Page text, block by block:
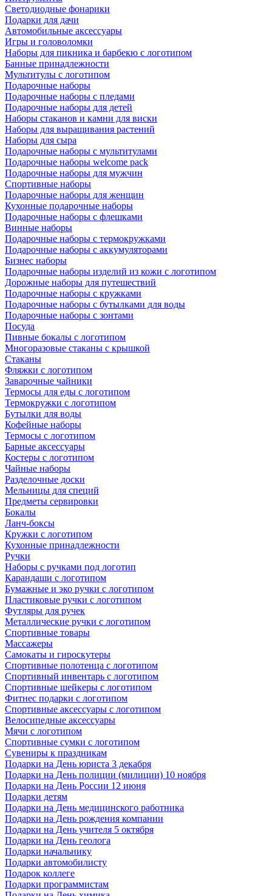
Светодиодные фонарики
Подарки для дачи
Автомобильные аксессуары
Игры и головоломки
Наборы для пикника и барбекю с логотипом
Банные принадлежности
Мультитулы с логотипом
Подарочные наборы
Подарочные наборы с пледами
Подарочные наборы для детей
Наборы стаканов и камни для виски
Наборы для выращивания растений
Наборы для сыра
Подарочные наборы с мультитулами
Подарочные наборы welcome pack
Подарочные наборы для мужчин
Спортивные наборы
Подарочные наборы для женщин
Кухонные подарочные наборы
Подарочные наборы с флешками
Винные наборы
Подарочные наборы с термокружками
Подарочные наборы с аккумуляторами
Бизнес наборы
Подарочные наборы изделий из кожи с логотипом
Дорожные наборы для путешествий
Подарочные наборы с кружками
Подарочные наборы с бутылками для воды
Подарочные наборы с зонтами
Посуда
Пивные бокалы с логотипом
Многоразовые стаканы с крышкой
Стаканы
Фляжки с логотипом
Заварочные чайники
Термосы для еды с логотипом
Термокружки с логотипом
Бутылки для воды
Кофейные наборы
Термосы с логотипом
Барные аксессуары
Костеры с логотипом
Чайные наборы
Разделочные доски
Мельницы для специй
Предметы сервировки
Бокалы
Ланч-боксы
Кружки с логотипом
Кухонные принадлежности
Ручки
Наборы с ручками под логотип
Карандаши с логотипом
Бумажные и эко ручки с логотипом
Пластиковые ручки с логотипом
Футляры для ручек
Металлические ручки с логотипом
Спортивные товары
Массажеры
Самокаты и гироскутеры
Спортивные полотенца с логотипом
Спортивный инвентарь с логотипом
Спортивные шейкеры с логотипом
Фитнес подарки с логотипом
Спортивные аксессуары с логотипом
Велосипедные аксессуары
Мячи с логотипом
Спортивные сумки с логотипом
Сувениры к праздникам
Подарки на День юриста 3 декабря
Подарки на День полиции (милиции) 10 ноября
Подарки на День России 12 июня
Подарки детям
Подарки на День медицинского работника
Подарки на День рождения компании
Подарки на День учителя 5 октября
Подарки на День геолога
Подарки начальнику
Подарки автомобилисту
Подарок коллеге
Подарки программистам